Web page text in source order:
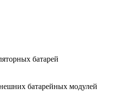
батарей
батарейных модулей